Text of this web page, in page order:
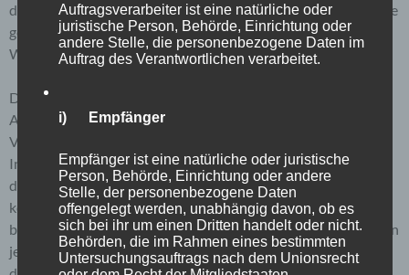
dieser Daten an Dritte erfolgt grundsätzlich nicht, sofern keine
gesetzliche Pflicht zur Weitergabe besteht oder die
Weitergabe der Strafverfolgung dient.
Die Registrierung der betroffenen Person unter freiwilliger
Angabe personenbezogener Daten dient dem für die
Verarbeitung Verantwortlichen dazu, der betroffenen Person
Inhalte oder Leistungen anzubieten, die aufgrund der Natur
der Sache nur registrierten Benutzern angeboten werden
können. Registrierten Personen steht die Möglichkeit frei, die
bei der Registrierung angegebenen personenbezogenen Daten
jederzeit abzuändern oder vollständig aus dem Datenbestand
Auftragsverarbeiter ist eine natürliche oder
juristische Person, Behörde, Einrichtung oder
andere Stelle, die personenbezogene Daten im
Auftrag des Verantwortlichen verarbeitet.
i) Empfänger
Empfänger ist eine natürliche oder juristische
Person, Behörde, Einrichtung oder andere
Stelle, der personenbezogene Daten
offengelegt werden, unabhängig davon, ob es
sich bei ihr um einen Dritten handelt oder nicht.
Behörden, die im Rahmen eines bestimmten
Untersuchungsauftrags nach dem Unionsrecht